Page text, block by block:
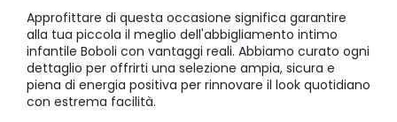
Approfittare di questa occasione significa garantire
alla tua piccola il meglio dell'abbigliamento intimo
infantile Boboli con vantaggi reali. Abbiamo curato ogni
dettaglio per offrirti una selezione ampia, sicura e
piena di energia positiva per rinnovare il look quotidiano
con estrema facilità.